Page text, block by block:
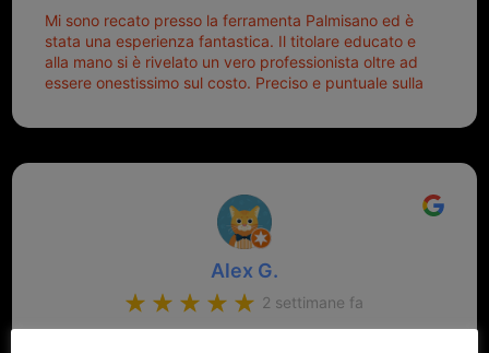
Mi sono recato presso la ferramenta Palmisano ed è
stata una esperienza fantastica. Il titolare educato e
alla mano si è rivelato un vero professionista oltre ad
essere onestissimo sul costo. Preciso e puntuale sulla
Alex G.
2 settimane fa